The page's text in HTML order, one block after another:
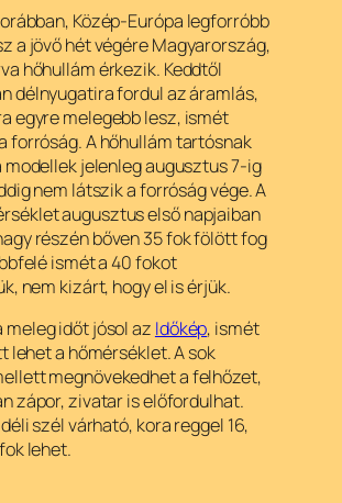
Közép-Európa legforróbb
a jövő hét végére Magyarország,
hőhullám érkezik. Keddtől
délnyugatira fordul az áramlás,
egyre melegebb lesz, ismét
forróság. A hőhullám tartósnak
modellek jelenleg augusztus 7-ig
nem látszik a forróság vége. A
augusztus első napjaiban
részén bőven 35 fok fölött fog
ismét a 40 fokot
nem kizárt, hogy el is érjük.
meleg időt jósol az Időkép, ismét
lehet a hőmérséklet. A sok
megnövekedhet a felhőzet,
zápor, zivatar is előfordulhat.
szél várható, kora reggel 16,
lehet.